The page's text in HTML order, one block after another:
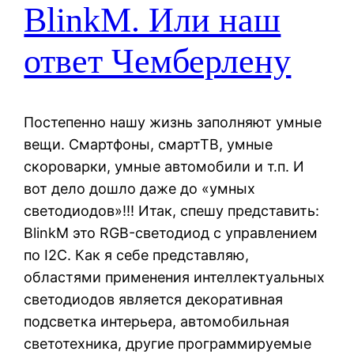
BlinkM. Или наш
ответ Чемберлену
Постепенно нашу жизнь заполняют умные
вещи. Смартфоны, смартТВ, умные
скороварки, умные автомобили и т.п. И
вот дело дошло даже до «умных
светодиодов»!!! Итак, спешу представить:
BlinkM это RGB-светодиод с управлением
по I2C. Как я себе представляю,
областями применения интеллектуальных
светодиодов является декоративная
подсветка интерьера, автомобильная
светотехника, другие программируемые